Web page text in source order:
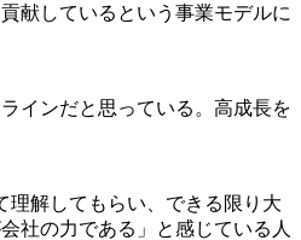
献しているという事業モデルに
インだと思っている。高成長を
理解してもらい、できる限り大
社の力である」と感じている人